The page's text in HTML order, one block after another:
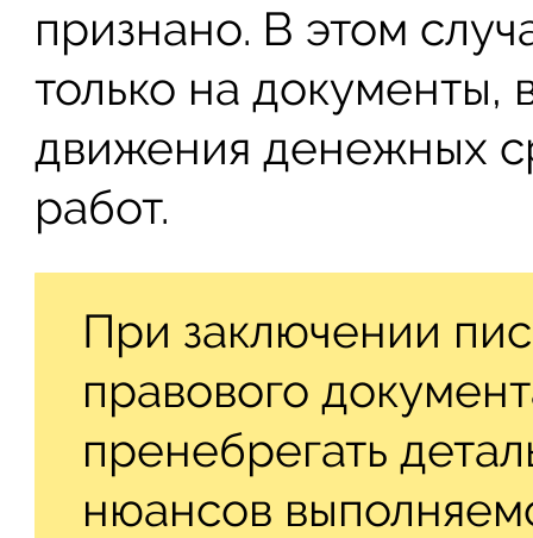
признано. В этом
только на документы,
движения денежных
работ.
При заключении
правового
пренебрегать
нюансов